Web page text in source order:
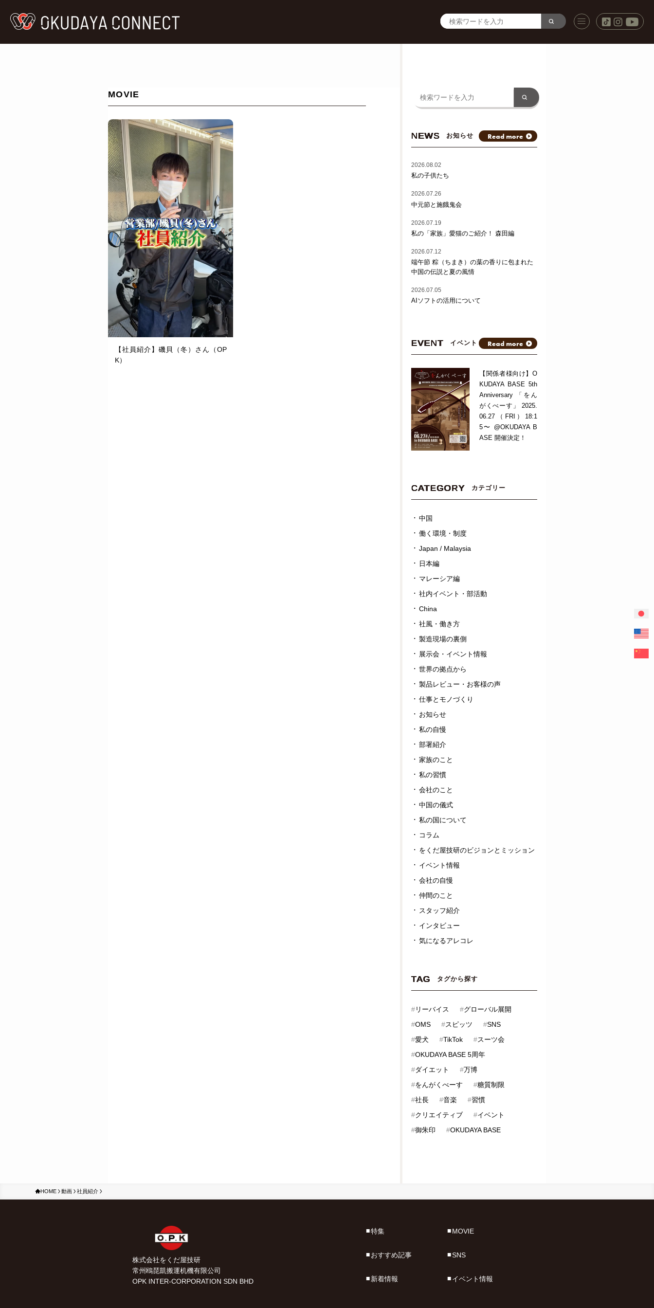
MOVIE
【社員紹介】磯貝（冬）さん（OP
K）
NEWS お知らせ Read more
2026.08.02
私の子供たち
2026.07.26
中元節と施餓鬼会
2026.07.19
私の「家族」愛猫のご紹介！ 森田編
2026.07.12
端午節 粽（ちまき）の葉の香りに包まれた
中国の伝説と夏の風情
2026.07.05
AIソフトの活用について
EVENT イベント Read more
【関係者様向け】O
KUDAYA BASE 5th
Anniversary 「をん
がくべーす」 2025.
06.27（FRI）18:1
5〜 @OKUDAYA B
ASE 開催決定！
CATEGORY カテゴリー
中国
働く環境・制度
Japan / Malaysia
日本編
マレーシア編
社内イベント・部活動
China
社風・働き方
製造現場の裏側
展示会・イベント情報
世界の拠点から
製品レビュー・お客様の声
仕事とモノづくり
お知らせ
私の自慢
部署紹介
家族のこと
私の習慣
会社のこと
中国の儀式
私の国について
コラム
をくだ屋技研のビジョンとミッション
イベント情報
会社の自慢
仲間のこと
スタッフ紹介
インタビュー
気になるアレコレ
TAG タグから探す
#リーバイス #グローバル展開
#OMS #スピッツ #SNS
#愛犬 #TikTok #スーツ会
#OKUDAYA BASE 5周年
#ダイエット #万博
#をんがくべーす #糖質制限
#社長 #音楽 #習慣
#クリエイティブ #イベント
#御朱印 #OKUDAYA BASE
HOME 動画 社員紹介
株式会社をくだ屋技研
常州鴎琵凱搬運机機有限公司
OPK INTER-CORPORATION SDN BHD
特集
おすすめ記事
新着情報
MOVIE
SNS
イベント情報